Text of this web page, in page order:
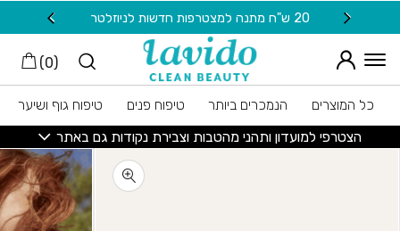
Skip to Content
20 ש"ח מתנה למצטרפות חדשות לניוזלטר
(
0
)
כל המוצרים הנמכרים ביותר טיפוח פנים
טיפוח גוף ושיער
הצטרפי למועדון ותהני מהטבות וצבירת נקודות גם באתר
בחזרה למעלה